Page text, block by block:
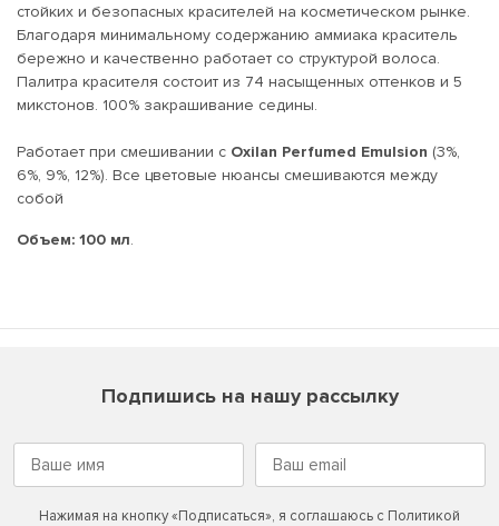
стойких и безопасных красителей на косметическом рынке.
Благодаря минимальному содержанию аммиака краситель
бережно и качественно работает со структурой волоса.
Палитра красителя состоит из 74 насыщенных оттенков и 5
микстонов. 100% закрашивание седины.
Работает при смешивании с Oxilan Perfumed Emulsion (3%,
6%, 9%, 12%). Все цветовые нюансы смешиваются между
собой
Объем: 100 мл.
Подпишись на нашу рассылку
Нажимая на кнопку «Подписаться», я соглашаюсь с Политикой